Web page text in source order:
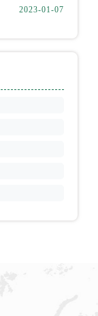
江西省上饶市信州区滨江西路劳力士售后服务中心（需提前预约）
2023-01-07